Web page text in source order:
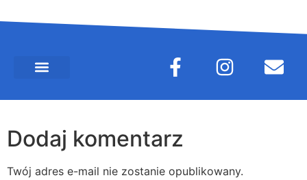
Dodaj komentarz
Twój adres e-mail nie zostanie opublikowany.